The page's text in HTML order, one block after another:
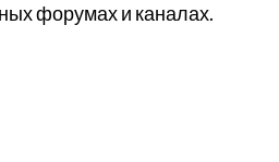
форумах и каналах.